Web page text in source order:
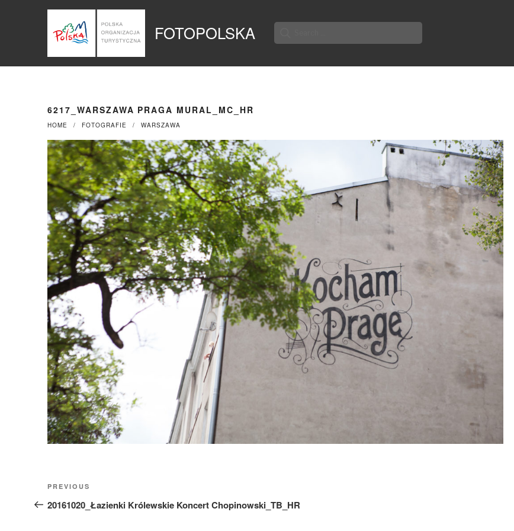
FOTOPOLSKA
Search
for:
6217_WARSZAWA PRAGA MURAL_MC_HR
HOME FOTOGRAFIE WARSZAWA
Nawigacja
wpisu
Previous
Post
PREVIOUS
20161020_Łazienki Królewskie Koncert Chopinowski_TB_HR
Panel zarządzania plikami cookies